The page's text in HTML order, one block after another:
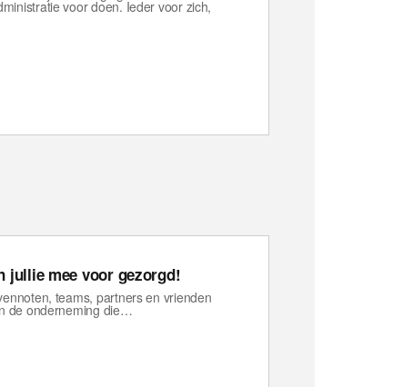
voor doen. Ieder voor zich,
jullie mee voor gezorgd!
teams, partners en vrienden
de onderneming die…